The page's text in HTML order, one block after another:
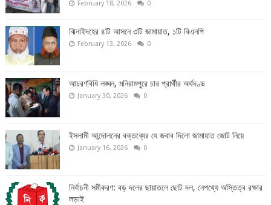
February 18, 2026 0
ঝিনাইদহের ৪টি আসনে ৩টি জামায়াত, ১টি বিএনপি
February 13, 2026 0
আচরণবিধি লঙ্ঘন, মনিরামপুরে চার প্রার্থীর অর্থদণ্ড
January 30, 2026 0
ইসলামী আন্দোলনের বক্তব্যের যে জবাব দিলো জামায়াত জোট নিয়ে
January 16, 2026 0
নির্বাচনী সমীকরণ: বড় দলের ছায়াতলে ছোট দল, নেপথ্যে অস্তিত্ব রক্ষার
লড়াই